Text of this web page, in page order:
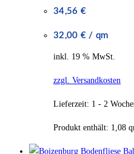
34,56 €
32,00 € /qm
inkl. 19 % MwSt.
zzgl. Versandkosten
Lieferzeit: 1 - 2
Produkt enthält: 1,08